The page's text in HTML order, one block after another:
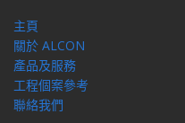
主頁
關於 ALCON
產品及服務
工程個案參考
聯絡我們